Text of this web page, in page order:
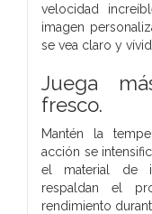
velocidad
imagen
se vea claro y
Juega
fresco.
Mantén la
acción se
el material de
respaldan el
rendimiento